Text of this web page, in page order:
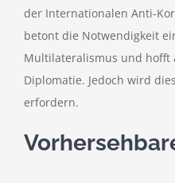
der Internationalen Anti-
betont die Notwendigkeit
Multilateralismus und hofft
Diplomatie. Jedoch wird
erfordern.